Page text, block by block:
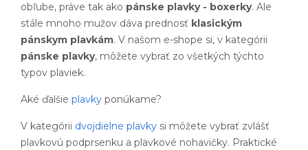
obľube, práve tak ako pánske plavky - boxerky. Ale
stále mnoho mužov dáva prednosť klasickým
pánskym plavkám. V našom e-shope si, v kategórii
pánske plavky, môžete vybrať zo všetkých týchto
typov plaviek.
Aké ďalšie plavky ponúkame?
V kategórii dvojdielne plavky si môžete vybrať zvlášť
plavkovú podprsenku a plavkové nohavičky. Praktické